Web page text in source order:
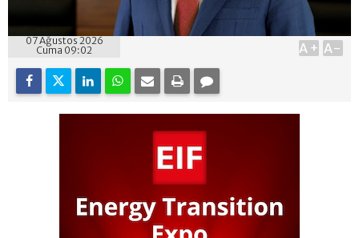
07 Ağustos 2026
Cuma 09:02
A+ A-